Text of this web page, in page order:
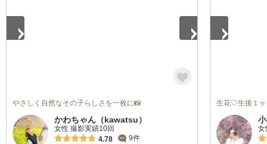
やさしく自然なその子らしさを一枚に📸
かわちゃん（kawatsu）
女性 撮影実績10回
4.78
9件
生花♡生後１
女